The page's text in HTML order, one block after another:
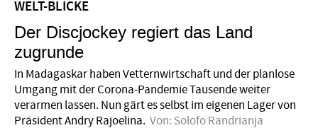
WELT-BLICKE
Der Discjockey regiert das Land
zugrunde
In Madagaskar haben Vetternwirtschaft und der planlose
Umgang mit der Corona-Pandemie Tausende weiter
verarmen lassen. Nun gärt es selbst im eigenen Lager von
Präsident Andry Rajoelina. Von: Solofo Randrianja